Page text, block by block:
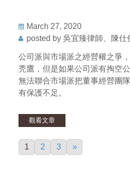
March 27, 2020
posted by 吳宜臻律師、陳仕
公司派與市場派之經營權之爭
秃鷹，但是如果公司派有掏空
無法聯合市場派把董事經營團
有保護不足。
觀看文章
1 2 3 »